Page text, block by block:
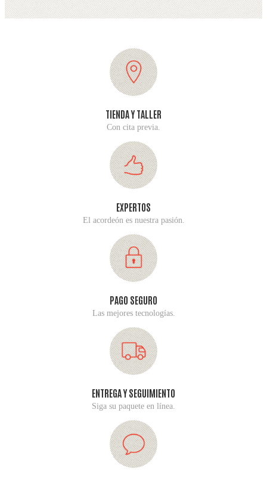
TIENDA Y TALLER
Con cita previa.
EXPERTOS
El acordeón es nuestra pasión.
PAGO SEGURO
Las mejores tecnologías.
ENTREGA Y SEGUIMIENTO
Siga su paquete en línea.